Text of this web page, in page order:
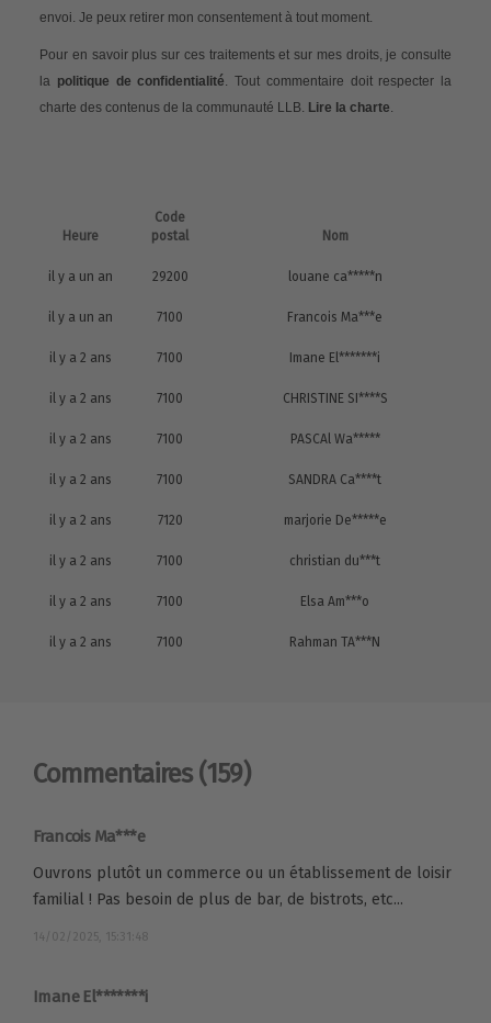
envoi. Je peux retirer mon consentement à tout moment.
Pour en savoir plus sur ces traitements et sur mes droits, je consulte
la politique de confidentialité. Tout commentaire doit respecter la
charte des contenus de la communauté LLB. Lire la charte.
Heure
Code
postal
Nom
il y a un an 29200 louane ca*****n
il y a un an 7100 Francois Ma***e
il y a 2 ans 7100 Imane El*******i
il y a 2 ans 7100 CHRISTINE SI****S
il y a 2 ans 7100 PASCAl Wa*****
il y a 2 ans 7100 SANDRA Ca****t
il y a 2 ans 7120 marjorie De*****e
il y a 2 ans 7100 christian du***t
il y a 2 ans 7100 Elsa Am***o
il y a 2 ans 7100 Rahman TA***N
Commentaires (159)
Francois Ma***e
Ouvrons plutôt un commerce ou un établissement de loisir
familial ! Pas besoin de plus de bar, de bistrots, etc...
14/02/2025, 15:31:48
Imane El*******i